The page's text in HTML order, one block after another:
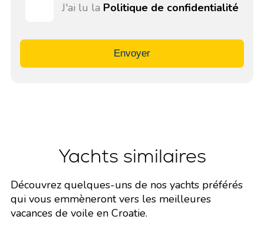
J'ai lu la Politique de confidentialité
Envoyer
Yachts similaires
Découvrez quelques-uns de nos yachts préférés
qui vous emmèneront vers les meilleures
vacances de voile en Croatie.